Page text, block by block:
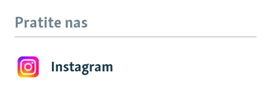
Pratite nas
Instagram